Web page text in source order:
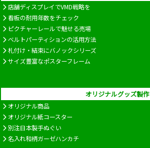
店舗ディスプレイでVMD戦略を
看板の耐用年数をチェック
ピクチャーレールで魅せる売場
ベルトパーティションの活用方法
札付け・結束にバノックシリーズ
サイズ豊富なポスターフレーム
オリジナルグッズ製作
オリジナル商品
オリジナル紙コースター
別注日本製手ぬぐい
名入れ和柄ガーゼハンカチ